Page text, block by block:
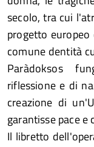
secolo, tra cui
progetto
comune dentità
Paràdoksos
riflessione e di
creazione di
garantisse pace
Il libretto